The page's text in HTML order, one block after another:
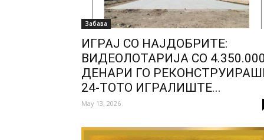
Забава
ИГРАЈ СО НАЈДОБРИТЕ:
ВИДЕОЛОТАРИЈА СО
ДЕНАРИ ГО
24-ТОТО ИГРАЛИШТЕ...
May 13, 2026